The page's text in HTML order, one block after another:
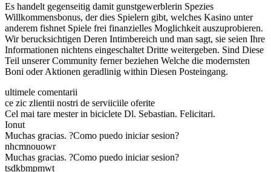
Es handelt gegenseitig damit gunstgewerblerin Spezies
Willkommensbonus, der dies Spielern gibt, welches Kasino unter
anderem fishnet Spiele frei finanzielles Moglichkeit auszuprobieren.
Wir berucksichtigen Deren Intimbereich und man sagt, sie seien Ihre
Informationen nichtens eingeschaltet Dritte weitergeben. Sind Diese
Teil unserer Community ferner beziehen Welche die modernsten
Boni oder Aktionen geradlinig within Diesen Posteingang.
ultimele comentarii
ce zic zlientii nostri de serviiciile oferite
Cel mai tare mester in biciclete Dl. Sebastian. Felicitari.
Ionut
Muchas gracias. ?Como puedo iniciar sesion?
nhcmnouowr
Muchas gracias. ?Como puedo iniciar sesion?
tsdkbmpmwt